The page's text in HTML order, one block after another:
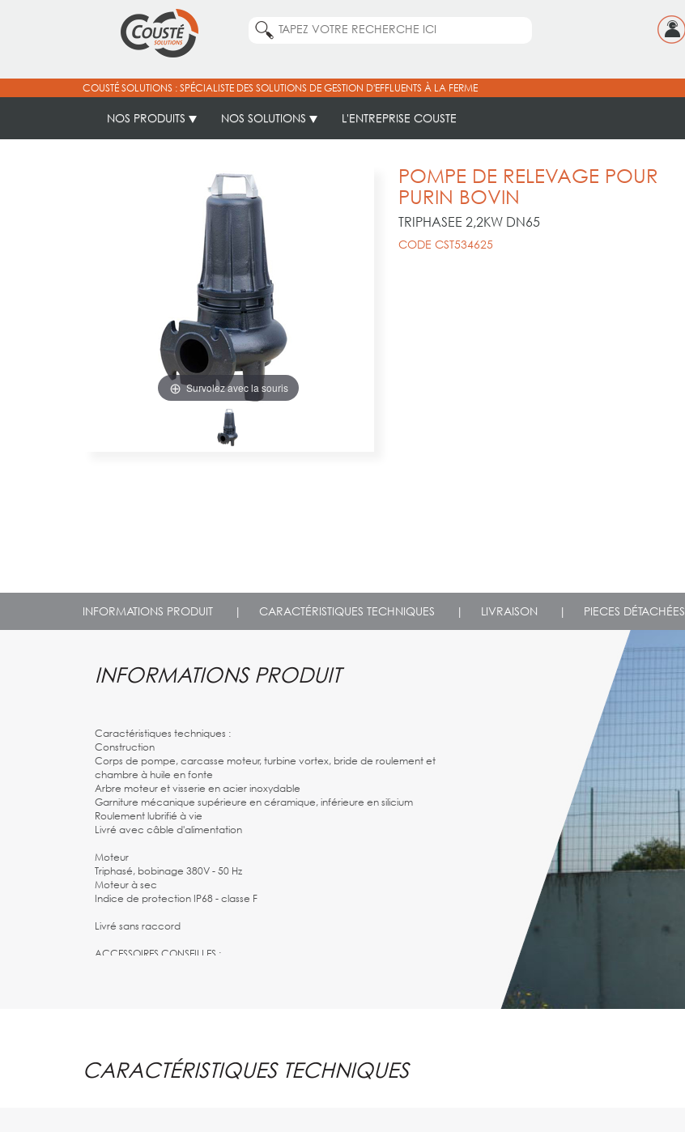
COUSTÉ SOLUTIONS : SPÉCIALISTE DES SOLUTIONS DE GESTION D'EFFLUENTS À LA FERME
NOS PRODUITS NOS SOLUTIONS L'ENTREPRISE COUSTE
Survolez avec la souris
POMPE DE RELEVAGE POUR
PURIN BOVIN
TRIPHASEE 2,2KW DN65
CODE CST534625
INFORMATIONS PRODUIT | CARACTÉRISTIQUES TECHNIQUES | LIVRAISON | PIECES DÉTACHÉES
INFORMATIONS PRODUIT
Caractéristiques techniques :
Construction
Corps de pompe, carcasse moteur, turbine vortex, bride de roulement et
chambre à huile en fonte
Arbre moteur et visserie en acier inoxydable
Garniture mécanique supérieure en céramique, inférieure en silicium
Roulement lubrifié à vie
Livré avec câble d'alimentation
Moteur
Triphasé, bobinage 380V - 50 Hz
Moteur à sec
Indice de protection IP68 - classe F
Livré sans raccord
ACCESSOIRES CONSEILLES :
CARACTÉRISTIQUES TECHNIQUES